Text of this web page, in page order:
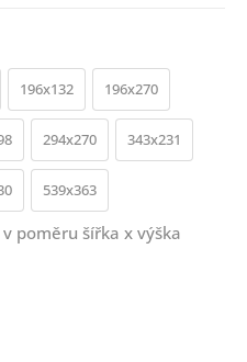
196x132 196x270
294x270 343x231
539x363
poměru šířka x výška